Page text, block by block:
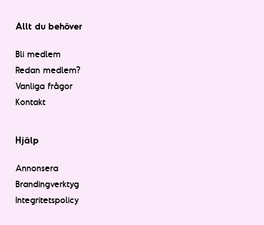
Allt du behöver
Bli medlem
Redan medlem?
Vanliga frågor
Kontakt
Hjälp
Annonsera
Brandingverktyg
Integritetspolicy